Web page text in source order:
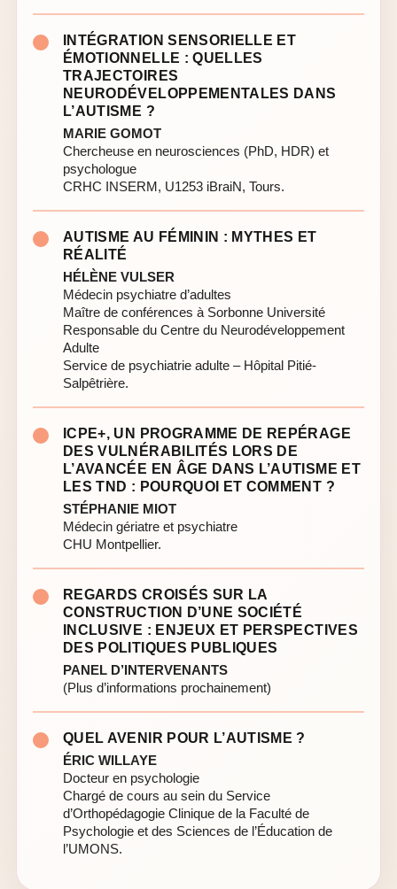
INTÉGRATION SENSORIELLE ET
ÉMOTIONNELLE : QUELLES
TRAJECTOIRES
NEURODÉVELOPPEMENTALES DANS
L’AUTISME ?
MARIE GOMOT
Chercheuse en neurosciences (PhD, HDR) et
psychologue
CRHC INSERM, U1253 iBraiN, Tours.
AUTISME AU FÉMININ : MYTHES ET
RÉALITÉ
HÉLÈNE VULSER
Médecin psychiatre d’adultes
Maître de conférences à Sorbonne Université
Responsable du Centre du Neurodéveloppement
Adulte
Service de psychiatrie adulte – Hôpital Pitié-
Salpêtrière.
ICPE+, UN PROGRAMME DE REPÉRAGE
DES VULNÉRABILITÉS LORS DE
L’AVANCÉE EN ÂGE DANS L’AUTISME ET
LES TND : POURQUOI ET COMMENT ?
STÉPHANIE MIOT
Médecin gériatre et psychiatre
CHU Montpellier.
REGARDS CROISÉS SUR LA
CONSTRUCTION D’UNE SOCIÉTÉ
INCLUSIVE : ENJEUX ET PERSPECTIVES
DES POLITIQUES PUBLIQUES
PANEL D’INTERVENANTS
(Plus d’informations prochainement)
QUEL AVENIR POUR L’AUTISME ?
ÉRIC WILLAYE
Docteur en psychologie
Chargé de cours au sein du Service
d’Orthopédagogie Clinique de la Faculté de
Psychologie et des Sciences de l’Éducation de
l’UMONS.